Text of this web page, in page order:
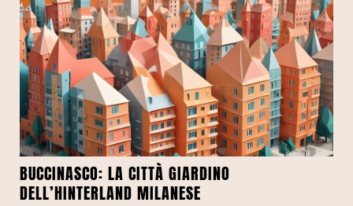
BUCCINASCO: LA CITTÀ GIARDINO
DELL’HINTERLAND MILANESE